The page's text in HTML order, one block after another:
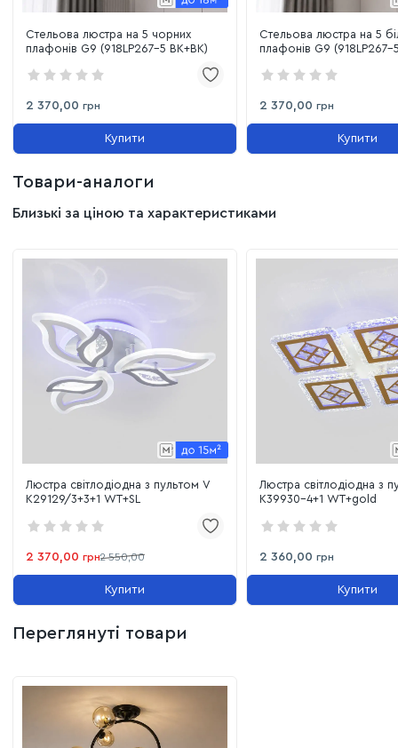
Стельова люстра на 5 чорних
плафонів G9 (918LP267-5 BK+BK)
2 370,00 грн
Купити
Стельова люстра на 5
плафонів G9 (918LP267-
2 370,00 грн
Купити
Товари-аналоги
Близькі за ціною та характеристиками
Люстра світлодіодна з пультом V
K29129/3+3+1 WT+SL
2 370,00 грн2 550,00
Купити
Люстра світлодіодна з
K39930-4+1 WT+gold
2 360,00 грн
Купити
Переглянуті товари